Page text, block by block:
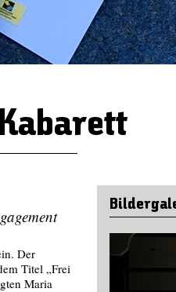
Der
Titel „Frei
Maria